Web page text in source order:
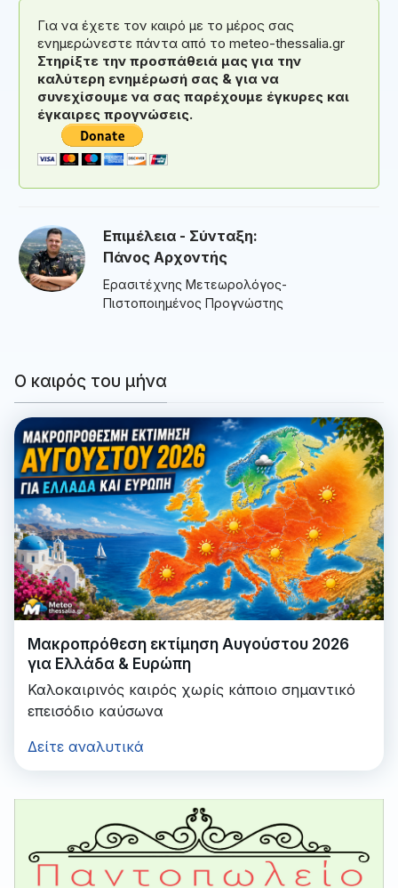
Για να έχετε τον καιρό με το μέρος σας
ενημερώνεστε πάντα από το meteo-thessalia.gr
Στηρίξτε την προσπάθειά μας για την
καλύτερη ενημέρωσή σας & για να
συνεχίσουμε να σας παρέχουμε έγκυρες και
έγκαιρες προγνώσεις.
Επιμέλεια - Σύνταξη:
Πάνος Αρχοντής
Ερασιτέχνης Μετεωρολόγος-
Πιστοποιημένος Προγνώστης
Ο καιρός του μήνα
Μακροπρόθεση εκτίμηση Αυγούστου 2026
για Ελλάδα & Ευρώπη
Καλοκαιρινός καιρός χωρίς κάποιο σημαντικό
επεισόδιο καύσωνα
Δείτε αναλυτικά